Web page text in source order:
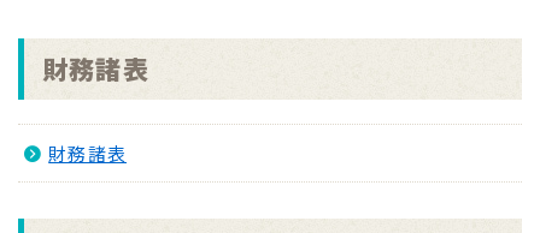
しました。(令和8年2月)
2025.12.12
南さつま市任期付職員(弁護士)採用試験案内 ※随
時募集※
財務諸表
財務諸表